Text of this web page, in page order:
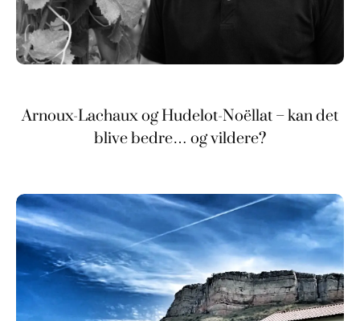
Arnoux-Lachaux og Hudelot-Noëllat – kan det
blive bedre… og vildere?